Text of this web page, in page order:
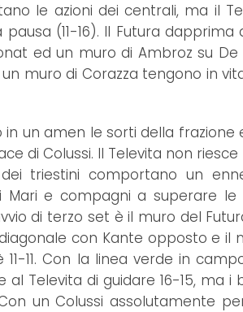
le azioni dei centrali, ma il
(11-16). Il Futura
ed un muro di Ambroz su De
muro di Corazza tengono in
un amen le sorti della frazione
di Colussi. Il Televita non
triestini comportano un
e compagni a superare le
di terzo set è il muro del
con Kante opposto e
11. Con la linea verde in
Televita di guidare 16-15, ma
un Colussi assolutamente